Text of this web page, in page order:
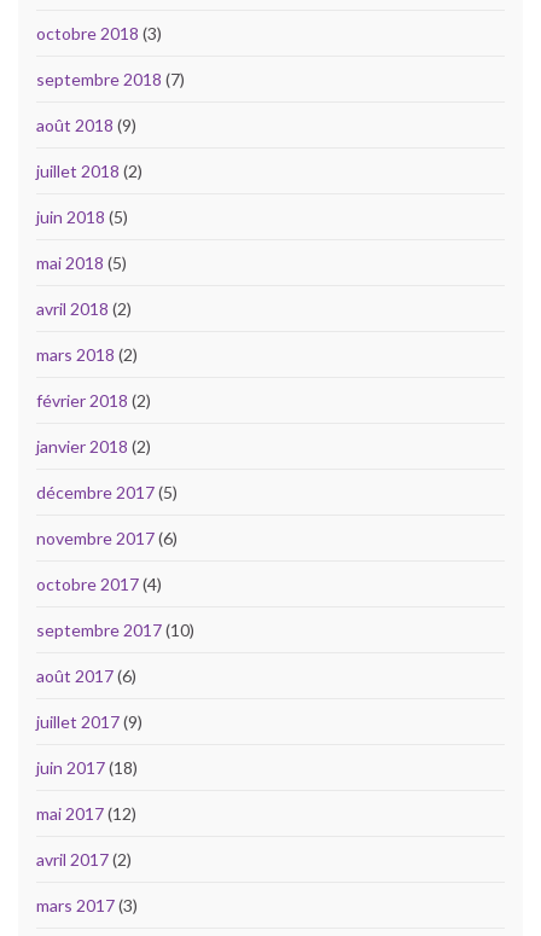
octobre 2018 (3)
septembre 2018 (7)
août 2018 (9)
juillet 2018 (2)
juin 2018 (5)
mai 2018 (5)
avril 2018 (2)
mars 2018 (2)
février 2018 (2)
janvier 2018 (2)
décembre 2017(5)
novembre 2017(6)
octobre 2017(4)
septembre 2017(10)
août 2017(6)
juillet 2017(9)
juin 2017(18)
mai 2017(12)
avril 2017(2)
mars 2017(3)